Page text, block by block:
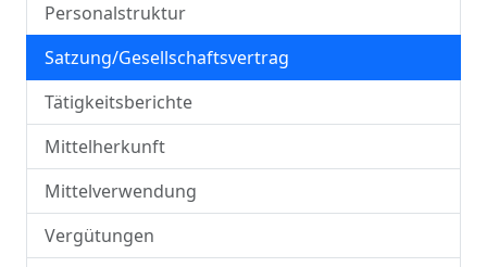
Personalstruktur
Satzung/Gesellschaftsvertrag
Tätigkeitsberichte
Mittelherkunft
Mittelverwendung
Vergütungen